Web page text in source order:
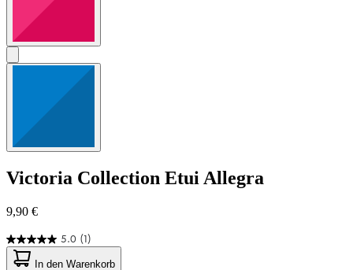
Victoria Collection Etui Allegra
9,90 €
5.0 (1)
5.0
von
In den Warenkorb